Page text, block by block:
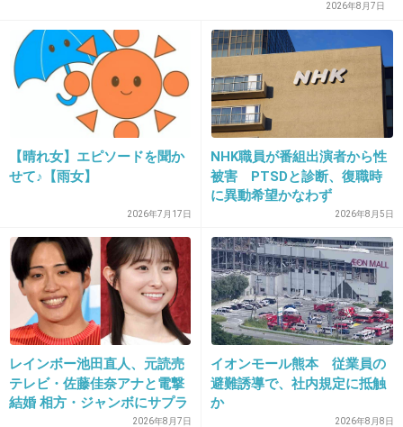
日本国民が覚悟きめて、これからをどう生きる
かが大切だよね。
+99
蝶はサイクルが短いから結果が出易いよね。
+44 -2
29. 匿名2013/04/04(木) 15:49:24
東日本は放射能、西日本はPM2.5。
どっちもどっち。腹括って笑って生きるしかな
2026年8月7日
【晴れ女】エピソードを聞か
せて♪【雨女】
2026年7月17日
NHK職員が番組出演者から性
被害 PTSDと診断、復職時
に異動希望かなわず
2026年8月5日
レインボー池田直人、元読売
テレビ・佐藤佳奈アナと電撃
結婚 相方・ジャンボにサプラ
2026年8月7日
イオンモール熊本 従業員の
避難誘導で、社内規定に抵触
か
2026年8月8日